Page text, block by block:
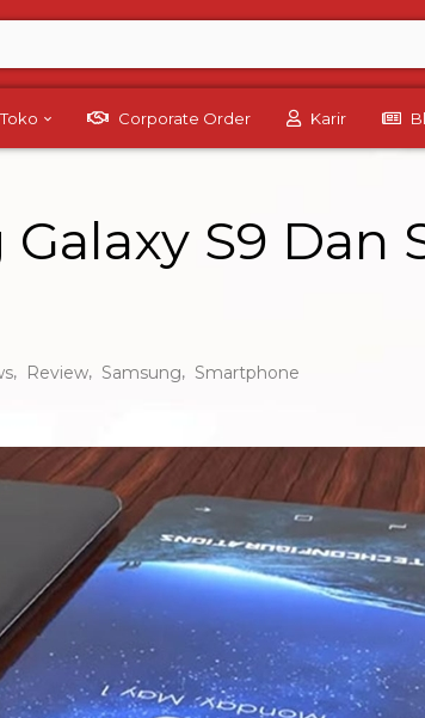
Corporate Order Karir
S9 Dan
, Review, Samsung, Smartphone